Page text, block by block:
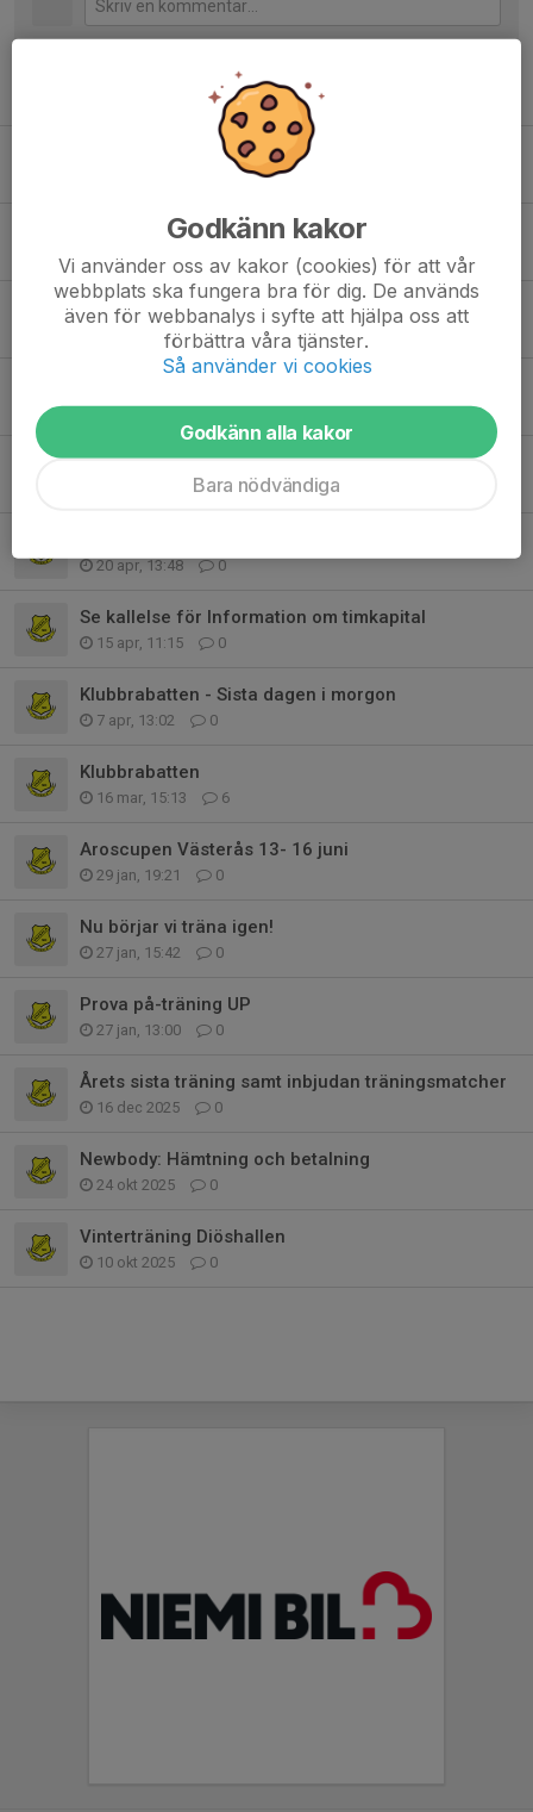
Snart dags för sommaruppehåll
Tack för väl genomförd kioskhelg
1 jun, 10:42
Flyttad match samt nya bilder!
22 maj, 16:16 0
11 maj, 09:03 0
Äntligen onsdagsträningar!
0
20 apr, 13:48 0
Se kallelse för Information om timkapital
15 apr, 11:15 0
Klubbrabatten - Sista dagen i morgon
7 apr, 13:02 0
Klubbrabatten
16 mar, 15:13 6
Aroscupen Västerås 13- 16 juni
29 jan, 19:21 0
Nu börjar vi träna igen!
27 jan, 15:42 0
Prova på-träning UP
27 jan, 13:00 0
Årets sista träning samt inbjudan träningsmatcher
16 dec 2025 0
Newbody: Hämtning och betalning
24 okt 2025 0
Vinterträning Diöshallen
10 okt 2025 0
Godkänn kakor
Vi använder oss av kakor (cookies) för att vår
webbplats ska fungera bra för dig. De används
även för webbanalys i syfte att hjälpa oss att
förbättra våra tjänster.
Så använder vi cookies
Godkänn alla kakor
Bara nödvändiga